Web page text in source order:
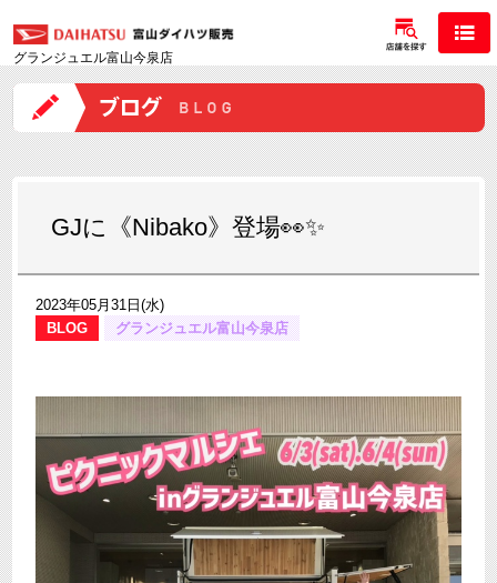
グランジュエル富山今泉店
GJに《Nibako》登場👀✨
2023年05月31日(水)
BLOG
グランジュエル富山今泉店